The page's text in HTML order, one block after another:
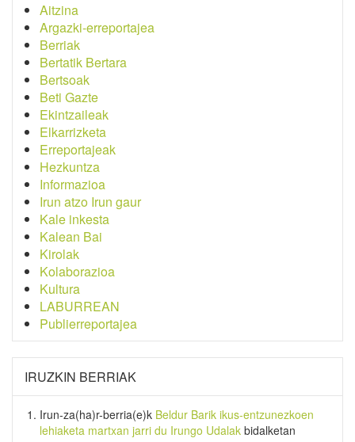
Aitzina
Argazki-erreportajea
Berriak
Bertatik Bertara
Bertsoak
Beti Gazte
Ekintzaileak
Elkarrizketa
Erreportajeak
Hezkuntza
Informazioa
Irun atzo Irun gaur
Kale inkesta
Kalean Bai
Kirolak
Kolaborazioa
Kultura
LABURREAN
Publierreportajea
IRUZKIN BERRIAK
Irun-za(ha)r-berria(e)k Beldur Barik ikus-entzunezkoen
lehiaketa martxan jarri du Irungo Udalak bidalketan